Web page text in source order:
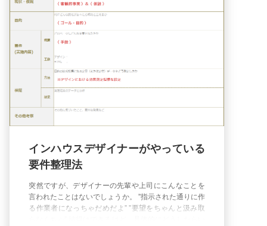
インハウスデザイナーがやっている
要件整理法
突然ですが、デザイナーの先輩や上司にこんなことを
言われたことはないでしょうか。 ”指示された通りに作
る作業者になっちゃだめだよ” ”要望をちゃんと汲み取